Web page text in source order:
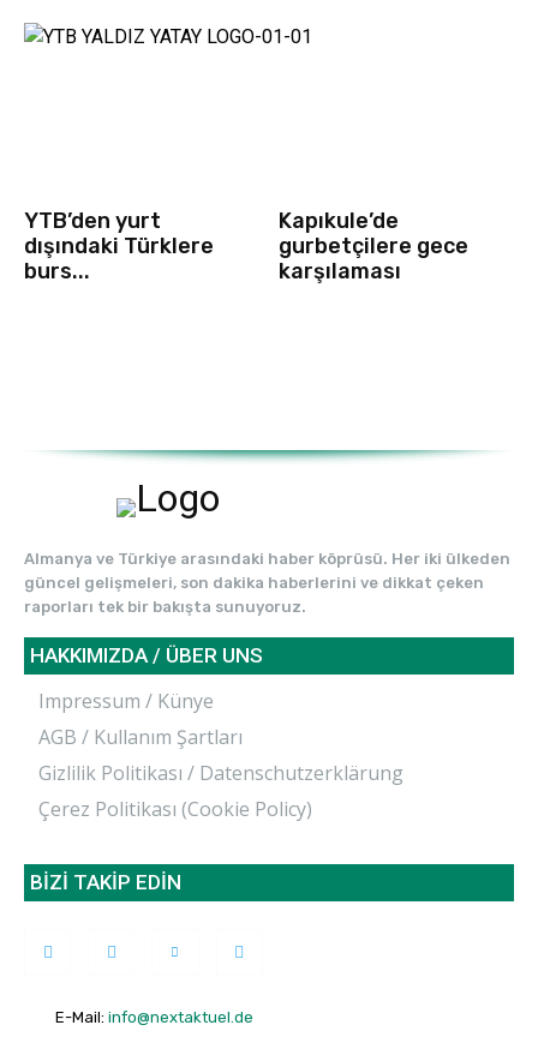
YTB’den yurt
dışındaki Türklere
burs...
Kapıkule’de
gurbetçilere gece
karşılaması
Almanya ve Türkiye arasındaki haber köprüsü. Her iki ülkeden
güncel gelişmeleri, son dakika haberlerini ve dikkat çeken
raporları tek bir bakışta sunuyoruz.
HAKKIMIZDA / ÜBER UNS
Impressum / Künye
AGB / Kullanım Şartları
Gizlilik Politikası / Datenschutzerklärung
Çerez Politikası (Cookie Policy)
BİZİ TAKİP EDİN
E-Mail: info@nextaktuel.de